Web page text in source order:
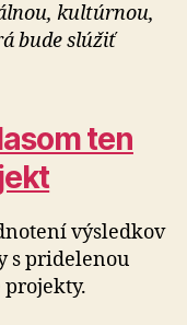
kultúrnou,
bude slúžiť
ten
výsledkov
s pridelenou